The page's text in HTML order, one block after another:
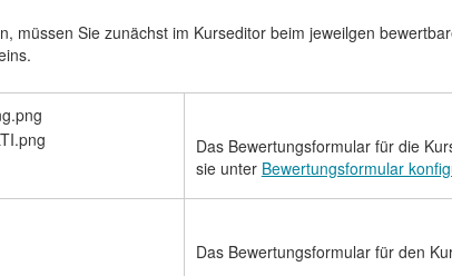
müssen Sie zunächst im Kurseditor beim jeweilgen
Das Bewertungsformular für die
sie unter Bewertungsformular
Das Bewertungsformular für den